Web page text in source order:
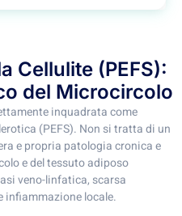
Cellulite (PEFS):
del Microcircolo
inquadrata come
(PEFS). Non si tratta di un
e propria patologia cronica e
e del tessuto adiposo
veno-linfatica, scarsa
infiammazione locale.